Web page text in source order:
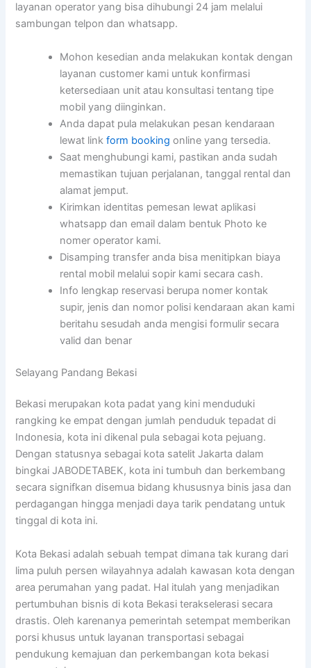
layanan operator yang bisa dihubungi 24 jam melalui
sambungan telpon dan whatsapp.
Mohon kesedian anda melakukan kontak dengan
layanan customer kami untuk konfirmasi
ketersediaan unit atau konsultasi tentang tipe
mobil yang diinginkan.
Anda dapat pula melakukan pesan kendaraan
lewat linkform booking online yang tersedia.
Saat menghubungi kami, pastikan anda sudah
memastikan tujuan perjalanan, tanggal rental dan
alamat jemput.
Kirimkan identitas pemesan lewat aplikasi
whatsapp dan email dalam bentuk Photo ke
nomer operator kami.
Disamping transfer anda bisa menitipkan biaya
rental mobil melalui sopir kami secara cash.
Info lengkap reservasi berupa nomer kontak
supir, jenis dan nomor polisi kendaraan akan kami
beritahu sesudah anda mengisi formulir secara
valid dan benar
Selayang Pandang Bekasi
Bekasi merupakan kota padat yang kini menduduki
rangking ke empat dengan jumlah penduduk tepadat di
Indonesia, kota ini dikenal pula sebagai kota pejuang.
Dengan statusnya sebagai kota satelit Jakarta dalam
bingkai JABODETABEK, kota ini tumbuh dan berkembang
secara signifkan disemua bidang khususnya binis jasa dan
perdagangan hingga menjadi daya tarik pendatang untuk
tinggal di kota ini.
Kota Bekasi adalah sebuah tempat dimana tak kurang dari
lima puluh persen wilayahnya adalah kawasan kota dengan
area perumahan yang padat. Hal itulah yang menjadikan
pertumbuhan bisnis di kota Bekasi terakselerasi secara
drastis. Oleh karenanya pemerintah setempat memberikan
porsi khusus untuk layanan transportasi sebagai
pendukung kemajuan dan perkembangan kota bekasi